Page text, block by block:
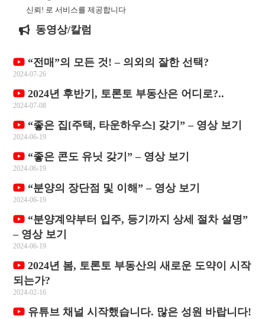
신뢰! 로 서비스를 제공합니다
동영상/칼럼
“전매”의 모든 것! – 의외의 잘한 선택?
2024-07-26
2024년 후반기, 토론토 부동산은 어디로?..
2024-07-08
“좋은 집[주택, 타운하우스] 갖기” – 영상 보기
2024-06-19
“좋은 콘도 유닛 갖기” – 영상 보기
2024-06-19
“분양의 장단점 및 이해” – 영상 보기
2024-06-19
“분양계약부터 입주, 등기까지 상세 절차 설명”
– 영상 보기
2024-06-19
2024년 봄, 토론토 부동산의 새로운 도약이 시작
되는가?
2024-02-16
유튜브 채널 시작했습니다. 많은 성원 바랍니다!